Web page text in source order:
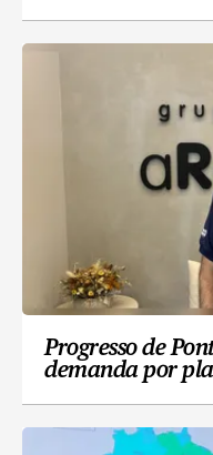
Progresso de
demanda por